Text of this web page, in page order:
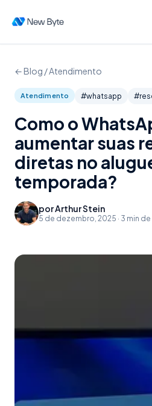
← Blog /Atendimento
Atendimento #whatsapp #
Como o
aumentar suas
diretas no
temporada?
porArthur Stein
5 de dezembro, 2025 · 3 min